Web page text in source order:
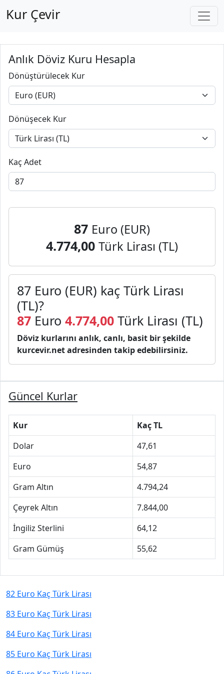
Kur Çevir
Anlık Döviz Kuru Hesapla
Dönüştürülecek Kur
Dönüşecek Kur
Kaç Adet
87 Euro (EUR)
4.774,00 Türk Lirası (TL)
87 Euro (EUR) kaç Türk Lirası
(TL)?
87 Euro 4.774,00 Türk Lirası (TL)
Döviz kurlarını anlık, canlı, basit bir şekilde
kurcevir.net adresinden takip edebilirsiniz.
Güncel Kurlar
Kur
Kaç TL
Dolar
47,61
Euro
54,87
Gram Altın
4.794,24
Çeyrek Altın
7.844,00
İngiliz Sterlini
64,12
Gram Gümüş
55,62
82 Euro Kaç Türk Lirası
83 Euro Kaç Türk Lirası
84 Euro Kaç Türk Lirası
85 Euro Kaç Türk Lirası